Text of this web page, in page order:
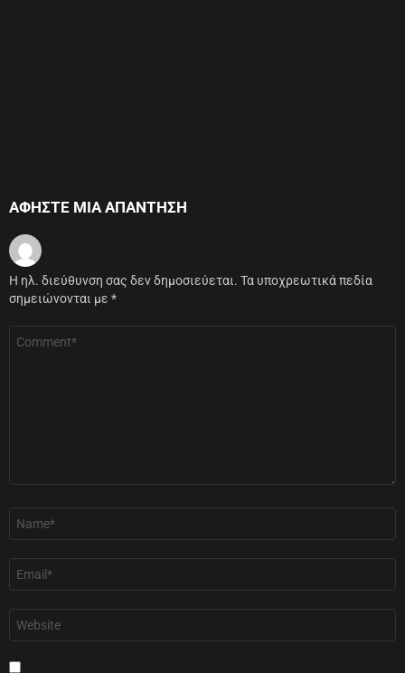
ΑΦΉΣΤΕ ΜΙΑ ΑΠΆΝΤΗΣΗ
Η ηλ. διεύθυνση σας δεν δημοσιεύεται. Τα υποχρεωτικά πεδία
σημειώνονται με *
Σχόλιο
Όνομα
Email
Ιστότοπος